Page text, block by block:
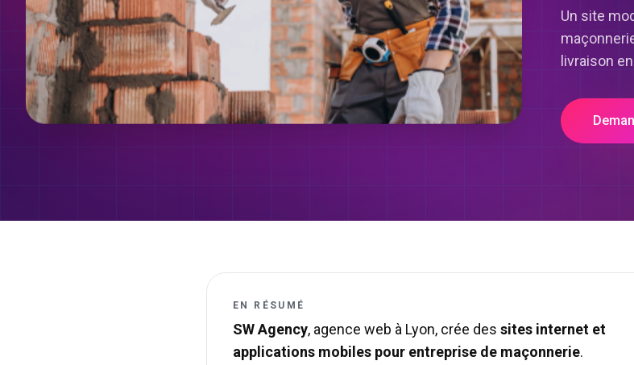
Un site
livraison
EN RÉSUMÉ
SW Agency, agence web à Lyon, crée des sites internet et
applications mobiles pour entreprise de maçonnerie.